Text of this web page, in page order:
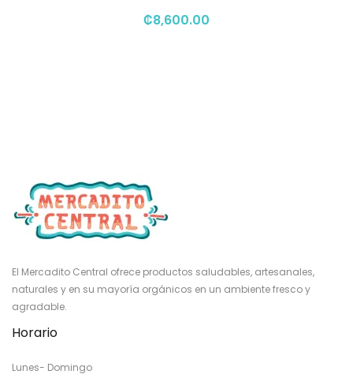
₡8,600.00
El Mercadito Central ofrece productos saludables, artesanales,
naturales y en su mayoría orgánicos en un ambiente fresco y
agradable.
Horario
Lunes- Domingo